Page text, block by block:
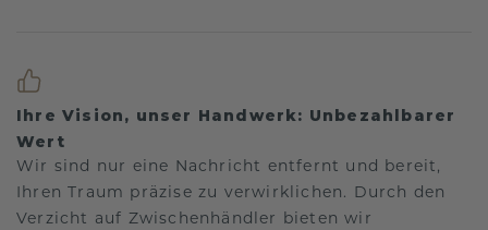
Ihre Vision, unser Handwerk: Unbezahlbarer
Wert
Wir sind nur eine Nachricht entfernt und bereit,
Ihren Traum präzise zu verwirklichen. Durch den
Verzicht auf Zwischenhändler bieten wir